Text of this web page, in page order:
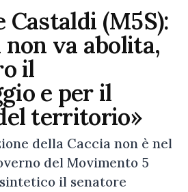
Castaldi (M5S):
non va abolita,
il
e per il
territorio»
della Caccia non è nel
del Movimento 5
il senatore